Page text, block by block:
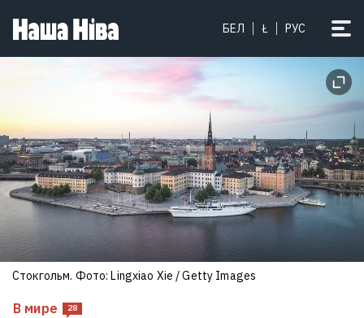
БЕЛ Ł РУС
В мире 28
Стокгольм. Фото: Lingxiao Xie / Getty Images
«Об этот трамплин можно
убиваться каждый день».
Известный тренер погиб на
велотренировке из-за
неожиданного препятствия